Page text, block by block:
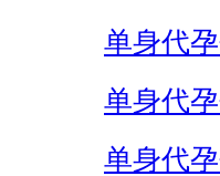
单身代
单身代
单身代